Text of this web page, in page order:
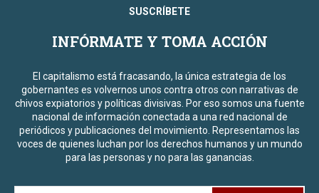
SUSCRÍBETE
INFÓRMATE Y TOMA ACCIÓN
El capitalismo está fracasando, la única estrategia de los
gobernantes es volvernos unos contra otros con narrativas de
chivos expiatorios y políticas divisivas. Por eso somos una fuente
nacional de información conectada a una red nacional de
periódicos y publicaciones del movimiento. Representamos las
voces de quienes luchan por los derechos humanos y un mundo
para las personas y no para las ganancias.